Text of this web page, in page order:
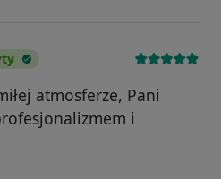
atmosferze, Pani
i